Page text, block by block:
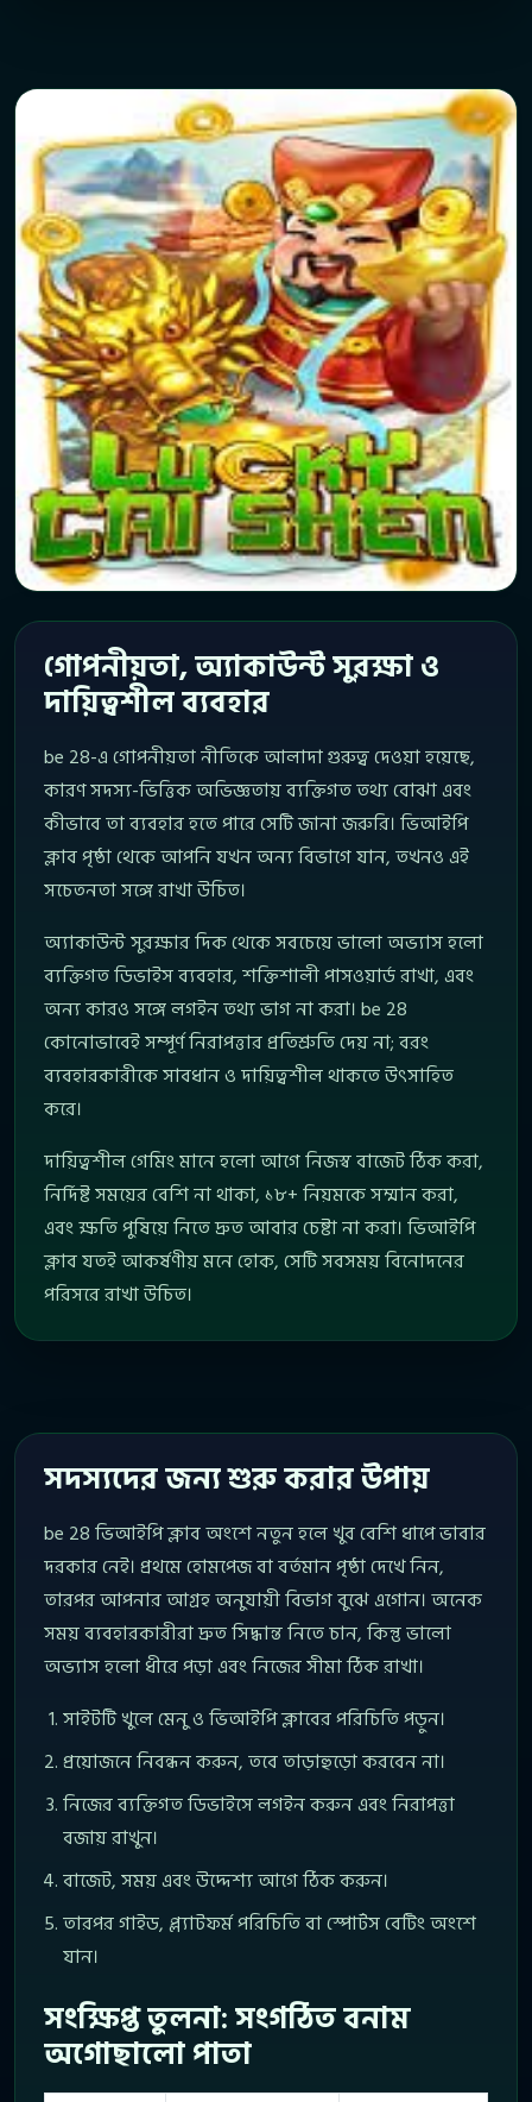
গোপনীয়তা, অ্যাকাউন্ট সুরক্ষা ও
দায়িত্বশীল ব্যবহার
be 28-এ গোপনীয়তা নীতিকে আলাদা গুরুত্ব দেওয়া হয়েছে,
কারণ সদস্য-ভিত্তিক অভিজ্ঞতায় ব্যক্তিগত তথ্য বোঝা এবং
কীভাবে তা ব্যবহার হতে পারে সেটি জানা জরুরি। ভিআইপি
ক্লাব পৃষ্ঠা থেকে আপনি যখন অন্য বিভাগে যান, তখনও এই
সচেতনতা সঙ্গে রাখা উচিত।
অ্যাকাউন্ট সুরক্ষার দিক থেকে সবচেয়ে ভালো অভ্যাস হলো
ব্যক্তিগত ডিভাইস ব্যবহার, শক্তিশালী পাসওয়ার্ড রাখা, এবং
অন্য কারও সঙ্গে লগইন তথ্য ভাগ না করা। be 28
কোনোভাবেই সম্পূর্ণ নিরাপত্তার প্রতিশ্রুতি দেয় না; বরং
ব্যবহারকারীকে সাবধান ও দায়িত্বশীল থাকতে উৎসাহিত
করে।
দায়িত্বশীল গেমিং মানে হলো আগে নিজস্ব বাজেট ঠিক করা,
নির্দিষ্ট সময়ের বেশি না থাকা, ১৮+ নিয়মকে সম্মান করা,
এবং ক্ষতি পুষিয়ে নিতে দ্রুত আবার চেষ্টা না করা। ভিআইপি
ক্লাব যতই আকর্ষণীয় মনে হোক, সেটি সবসময় বিনোদনের
পরিসরে রাখা উচিত।
সদস্যদের জন্য শুরু করার উপায়
be 28 ভিআইপি ক্লাব অংশে নতুন হলে খুব বেশি ধাপে ভাবার
দরকার নেই। প্রথমে হোমপেজ বা বর্তমান পৃষ্ঠা দেখে নিন,
তারপর আপনার আগ্রহ অনুযায়ী বিভাগ বুঝে এগোন। অনেক
সময় ব্যবহারকারীরা দ্রুত সিদ্ধান্ত নিতে চান, কিন্তু ভালো
অভ্যাস হলো ধীরে পড়া এবং নিজের সীমা ঠিক রাখা।
সাইটটি খুলে মেনু ও ভিআইপি ক্লাবের পরিচিতি পড়ুন।
প্রয়োজনে নিবন্ধন করুন, তবে তাড়াহুড়ো করবেন না।
নিজের ব্যক্তিগত ডিভাইসে লগইন করুন এবং নিরাপত্তা
বজায় রাখুন।
বাজেট, সময় এবং উদ্দেশ্য আগে ঠিক করুন।
তারপর গাইড, প্ল্যাটফর্ম পরিচিতি বা স্পোর্টস বেটিং অংশে
যান।
সংক্ষিপ্ত তুলনা: সংগঠিত বনাম
অগোছালো পাতা